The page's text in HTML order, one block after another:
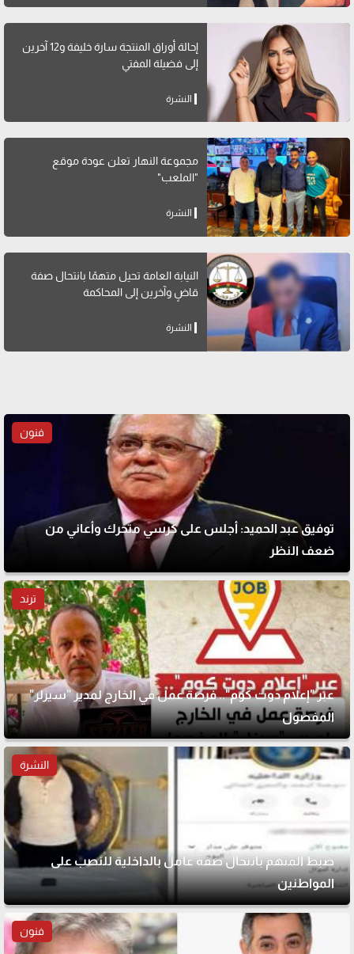
إحالة أوراق المنتجة سارة خليفة و12 آخرين
إلى فضيلة المفتي
النشرة
مجموعة النهار تعلن عودة موقع
"الملعب"
النشرة
النيابة العامة تحيل متهمًا بانتحال صفة
قاضٍ وآخرين إلى المحاكمة
النشرة
فنون
توفيق عبد الحميد: أجلس على كرسي متحرك وأعاني من
ضعف النظر
ترند
عبر "إعلام دوت كوم".. فرصة عمل في الخارج لمدير "سيزلر"
المفصول
النشرة
ضبط المتهم بانتحال صفة عامل بالداخلية للنصب على
المواطنين
فنون